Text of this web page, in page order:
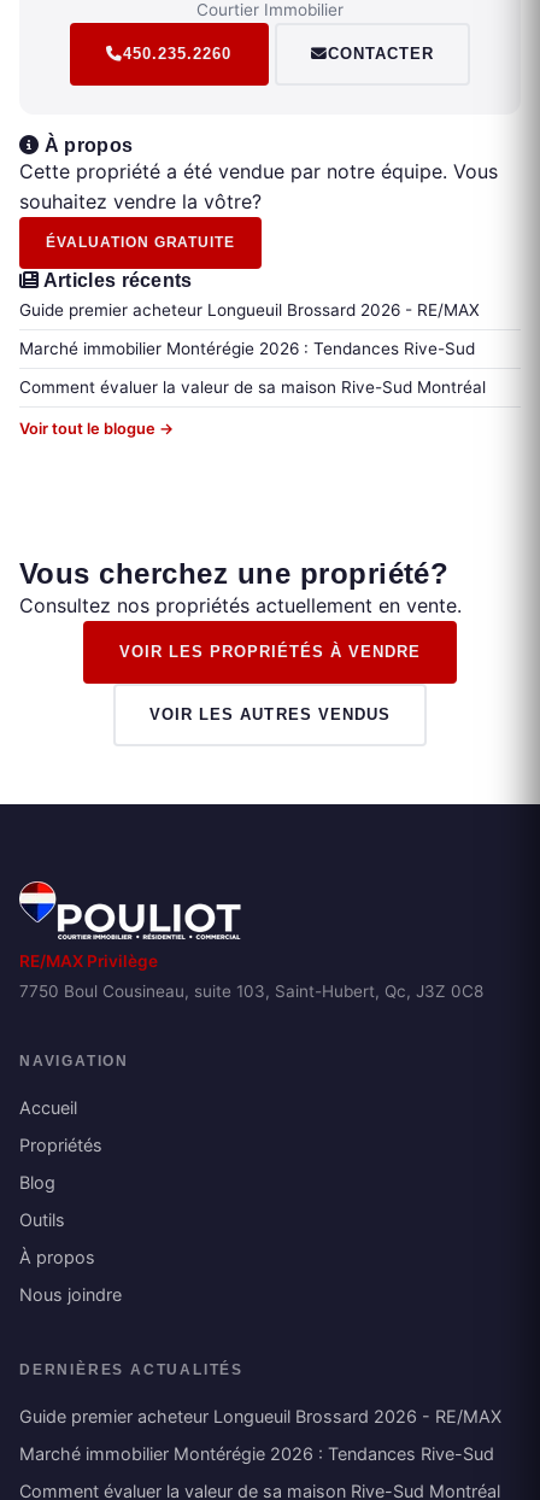
Courtier Immobilier
450.235.2260 CONTACTER
À propos
Cette propriété a été vendue par notre équipe. Vous
souhaitez vendre la vôtre?
ÉVALUATION GRATUITE
Articles récents
Guide premier acheteur Longueuil Brossard 2026 - RE/MAX
Marché immobilier Montérégie 2026 : Tendances Rive-Sud
Comment évaluer la valeur de sa maison Rive-Sud Montréal
Voir tout le blogue →
Vous cherchez une propriété?
Consultez nos propriétés actuellement en vente.
VOIR LES PROPRIÉTÉS À VENDRE
VOIR LES AUTRES VENDUS
RE/MAX Privilège
7750 Boul Cousineau, suite 103, Saint-Hubert, Qc, J3Z 0C8
NAVIGATION
Accueil
Propriétés
Blog
Outils
À propos
Nous joindre
DERNIÈRES ACTUALITÉS
Guide premier acheteur Longueuil Brossard 2026 - RE/MAX
Marché immobilier Montérégie 2026 : Tendances Rive-Sud
Comment évaluer la valeur de sa maison Rive-Sud Montréal